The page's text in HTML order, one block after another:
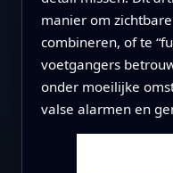
manier om
combineren, of te
voetgangers
onder moeilijke
valse alarmen en